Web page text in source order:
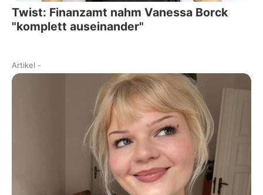
Twist: Finanzamt nahm Vanessa Borck
"komplett auseinander"
Artikel -